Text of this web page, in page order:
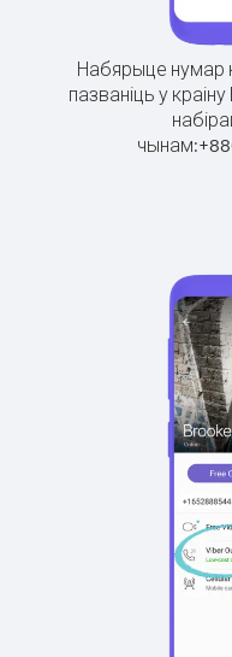
Набярыце нумар
пазваніць у
чынам:+